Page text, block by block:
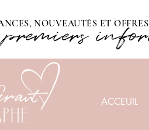
NOUVEAUTÉS ET
premiers
ACCEUIL